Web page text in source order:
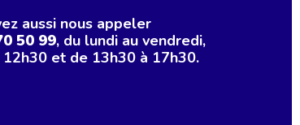
aussi nous appeler
50 99, du lundi au vendredi,
et de 13h30 à 17h30.